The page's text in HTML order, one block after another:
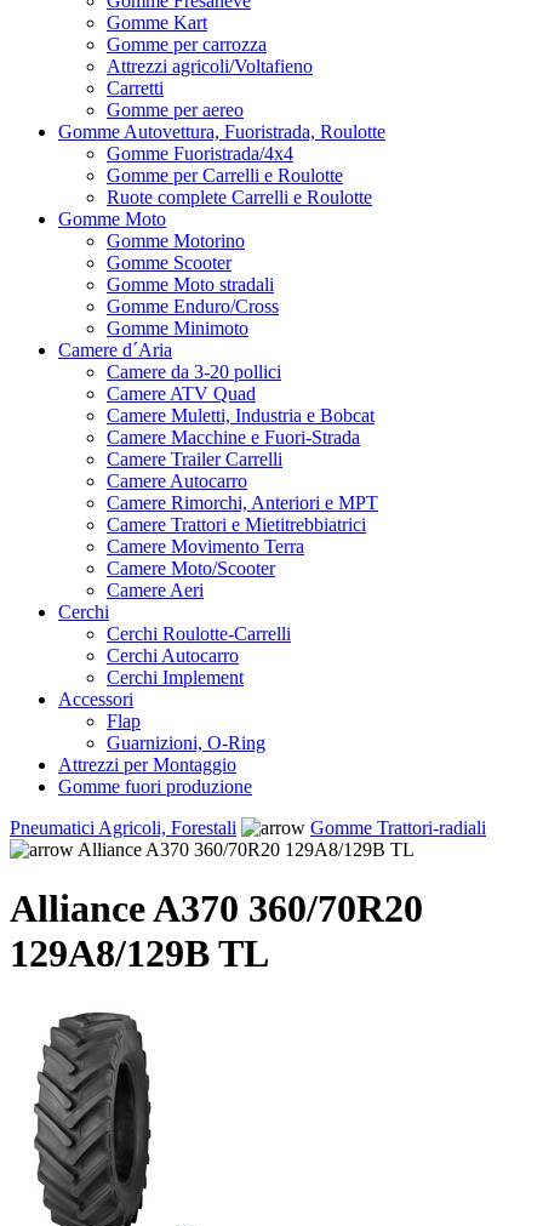
Gomme Kart
Gomme per carrozza
Attrezzi agricoli/Voltafieno
Carretti
Gomme per aereo
Gomme Autovettura, Fuoristrada, Roulotte
Gomme Fuoristrada/4x4
Gomme per Carrelli e Roulotte
Ruote complete Carrelli e Roulotte
Gomme Moto
Gomme Motorino
Gomme Scooter
Gomme Moto stradali
Gomme Enduro/Cross
Gomme Minimoto
Camere d´Aria
Camere da 3-20 pollici
Camere ATV Quad
Camere Muletti, Industria e Bobcat
Camere Macchine e Fuori-Strada
Camere Trailer Carrelli
Camere Autocarro
Camere Rimorchi, Anteriori e MPT
Camere Trattori e Mietitrebbiatrici
Camere Movimento Terra
Camere Moto/Scooter
Camere Aeri
Cerchi
Cerchi Roulotte-Carrelli
Cerchi Autocarro
Cerchi Implement
Accessori
Flap
Guarnizioni, O-Ring
Attrezzi per Montaggio
Gomme fuori produzione
Pneumatici Agricoli, Forestali
Gomme Trattori-radiali
Alliance A370 360/70R20 129A8/129B TL
Alliance A370 360/70R20
129A8/129B TL